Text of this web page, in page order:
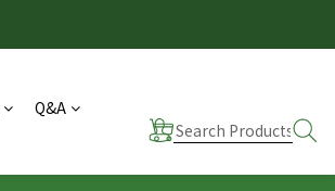
Q&A